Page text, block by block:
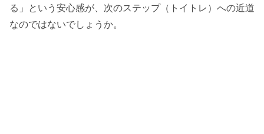
る」という安心感が、次のステップ（トイトレ）への近道
なのではないでしょうか。